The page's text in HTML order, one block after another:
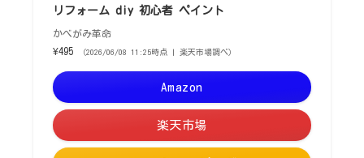
リフォーム diy 初心者 ペイント
かべがみ革命
¥495
（2026/06/08 11:25時点 | 楽天市場調べ）
Amazon
楽天市場